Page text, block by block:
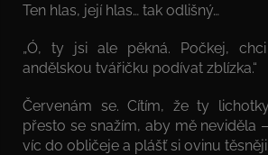
Ten hlas, její hlas… tak odlišný…
„Ó, ty jsi ale pěkná. Počkej,
andělskou tvářičku podívat zblízka.“
Červenám se. Cítím, že ty
přesto se snažím, aby mě neviděla
víc do obličeje a plášť si ovinu